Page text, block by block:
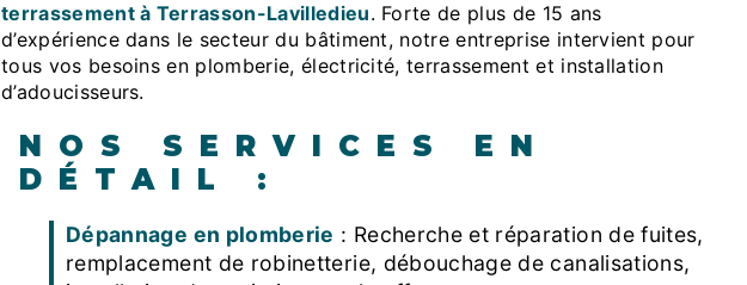
terrassement à Terrasson-Lavilledieu. Forte de plus de 15 ans
d’expérience dans le secteur du bâtiment, notre entreprise intervient pour
tous vos besoins en plomberie, électricité, terrassement et installation
d’adoucisseurs.
NOS SERVICES EN
DÉTAIL :
Dépannage en plomberie : Recherche et réparation de fuites,
remplacement de robinetterie, débouchage de canalisations,